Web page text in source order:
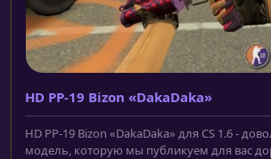
HD PP-19 Bizon «DakaDaka»
HD PP-19 Bizon «DakaDaka» для CS 1.6 -
модель, которую мы публикуем для вас